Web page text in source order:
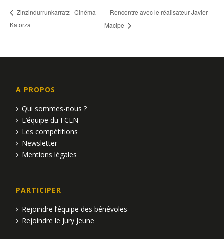
Zinzindurrunkarratz | Cinéma
Katorza
Rencontre avec le réalisateur Javier
Macipe
A PROPOS
Qui sommes-nous ?
L’équipe du FCEN
Les compétitions
Newsletter
Mentions légales
PARTICIPER
Rejoindre l’équipe des bénévoles
Rejoindre le Jury Jeune